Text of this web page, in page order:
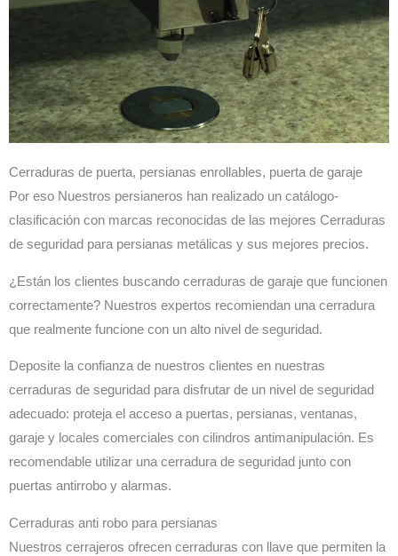
Cerraduras de puerta, persianas enrollables, puerta de garaje
Por eso Nuestros persianeros han realizado un catálogo-
clasificación con marcas reconocidas de las mejores Cerraduras
de seguridad para persianas metálicas y sus mejores precios.
¿Están los clientes buscando cerraduras de garaje que funcionen
correctamente? Nuestros expertos recomiendan una cerradura
que realmente funcione con un alto nivel de seguridad.
Deposite la confianza de nuestros clientes en nuestras
cerraduras de seguridad para disfrutar de un nivel de seguridad
adecuado: proteja el acceso a puertas, persianas, ventanas,
garaje y locales comerciales con cilindros antimanipulación. Es
recomendable utilizar una cerradura de seguridad junto con
puertas antirrobo y alarmas.
Cerraduras anti robo para persianas
Nuestros cerrajeros ofrecen cerraduras con llave que permiten la